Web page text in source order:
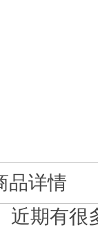
品详情
近期有很